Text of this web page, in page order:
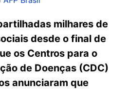
milhares de
desde o final de
os Centros para o
de Doenças (CDC)
anunciaram que